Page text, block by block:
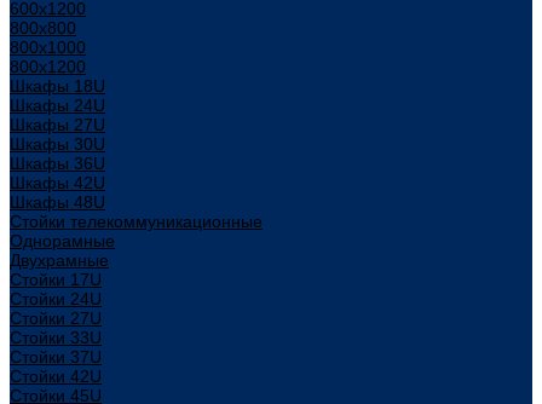
600х1200
800x800
800х1000
800х1200
Шкафы 18U
Шкафы 24U
Шкафы 27U
Шкафы 30U
Шкафы 36U
Шкафы 42U
Шкафы 48U
Стойки телекоммуникационные
Однорамные
Двухрамные
Стойки 17U
Стойки 24U
Стойки 27U
Стойки 33U
Стойки 37U
Стойки 42U
Стойки 45U